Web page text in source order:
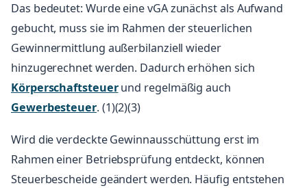
Das bedeutet: Wurde eine vGA zunächst als Aufwand
gebucht, muss sie im Rahmen der steuerlichen
Gewinnermittlung außerbilanziell wieder
hinzugerechnet werden. Dadurch erhöhen sich
Körperschaftsteuerund regelmäßig auch
Gewerbesteuer. (1)(2)(3)
Wird die verdeckte Gewinnausschüttung erst im
Rahmen einer Betriebsprüfung entdeckt, können
Steuerbescheide geändert werden. Häufig entstehen